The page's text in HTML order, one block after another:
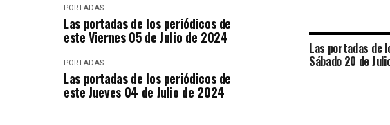
PORTADAS
Las portadas de los periódicos de
este Viernes 05 de Julio de 2024
PORTADAS
Las portadas de los periódicos de
este Jueves 04 de Julio de 2024
Las portadas de
Sábado 20 de